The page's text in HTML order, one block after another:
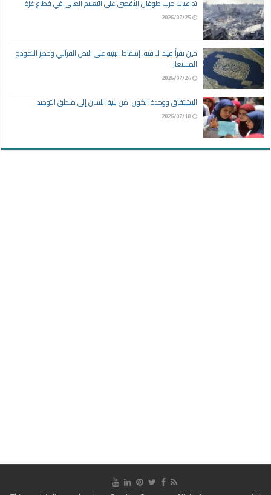
تداعيات حرب طوفان الأقصى على التعليم العالي في قطاع غزة
2026/07/25
حين تقرأ فيك لا فيه، إسقاط البنية على النص القرآني وخطر النموذج
المستعار
2026/07/24
الاشتقاق ووحدة الكون: من بنية اللسان إلى منطق التوحيد
2026/07/18